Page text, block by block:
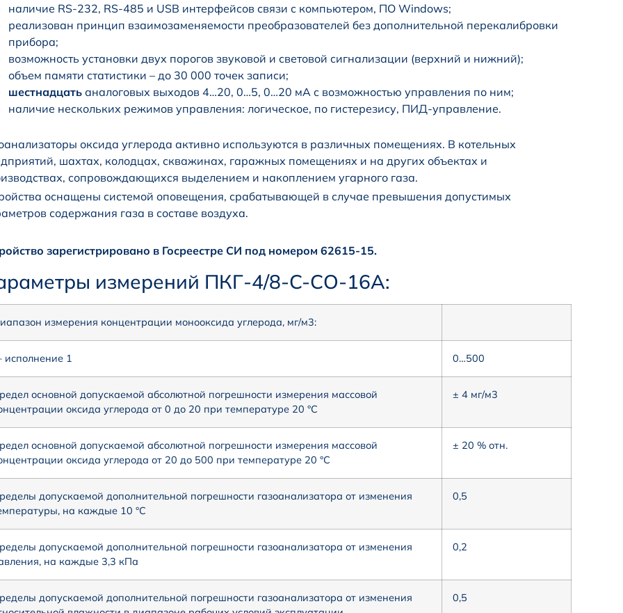
наличие RS-232, RS-485 и USB интерфейсов связи с компьютером, ПО Windows;
реализован принцип взаимозаменяемости преобразователей без дополнительной перекалибровки
прибора;
возможность установки двух порогов звуковой и световой сигнализации (верхний и нижний);
объем памяти статистики – до 30 000 точек записи;
шестнадцать аналоговых выходов 4…20, 0…5, 0…20 мА с возможностью управления по ним;
наличие нескольких режимов управления: логическое, по гистерезису, ПИД-управление.
оксида углерода активно используются в различных помещениях. В котельных
шахтах, колодцах, скважинах, гаражных помещениях и на других объектах и
сопровождающихся выделением и накоплением угарного газа.
оснащены системой оповещения, срабатывающей в случае превышения допустимых
содержания газа в составе воздуха.
зарегистрировано в Госреестре СИ под номером 62615-15.
измерений ПКГ-4/8-C-СО-16А:
измерения концентрации монооксида углерода, мг/м3:
1 0…500
основной допускаемой абсолютной погрешности измерения массовой
оксида углерода от 0 до 20 при температуре 20 °С
± 4 мг/м3
основной допускаемой абсолютной погрешности измерения массовой
оксида углерода от 20 до 500 при температуре 20 °С
± 20 % отн.
допускаемой дополнительной погрешности газоанализатора от изменения
на каждые 10 °С
0,5
допускаемой дополнительной погрешности газоанализатора от изменения
на каждые 3,3 кПа
0,2
допускаемой дополнительной погрешности газоанализатора от изменения
0,5